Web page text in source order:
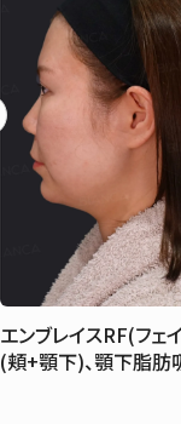
エンブレイスRF(フェ
(頬+顎下)、顎下脂肪